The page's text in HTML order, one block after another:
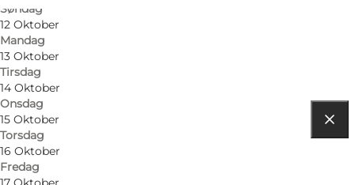
Søndag
12 Oktober
Mandag
13 Oktober
Tirsdag
14 Oktober
Onsdag
15 Oktober
Torsdag
16 Oktober
Fredag